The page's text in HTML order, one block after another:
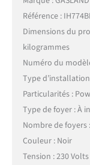
Référence :
Dimensions du
kilogrammes
Numéro du
Type
Particularités :
Type de foyer : À
Nombre de foyers
Couleur : Noir
Tension : 230 Volts